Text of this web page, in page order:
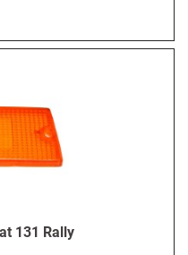
131 Rally